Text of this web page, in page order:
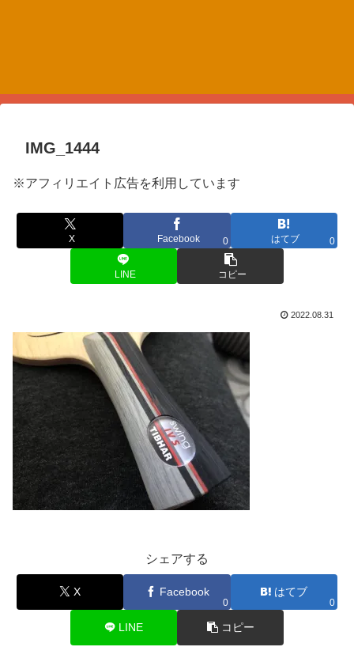
IMG_1444
※アフィリエイト広告を利用しています
X Facebook 0 はてブ 0
LINE コピー
2022.08.31
シェアする
X Facebook
0
はてブ
0
LINE コピー